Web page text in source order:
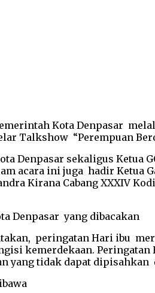
Kota Denpasar
Talkshow “Perempuan
Denpasar sekaligus Ketua
acara ini juga hadir Ketua
Kirana Cabang XXXIV
Denpasar yang dibacakan
peringatan Hari ibu
kemerdekaan.
yang tidak dapat